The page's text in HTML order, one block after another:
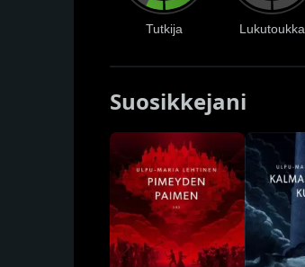
Tutkija Lukutoukka
Suosikkejani